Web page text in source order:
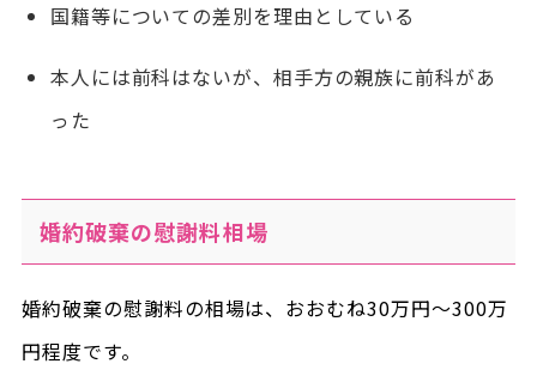
国籍等についての差別を理由としている
本人には前科はないが、相手方の親族に前科があ
った
婚約破棄の慰謝料相場
婚約破棄の慰謝料の相場は、おおむね30万円～300万
円程度です。